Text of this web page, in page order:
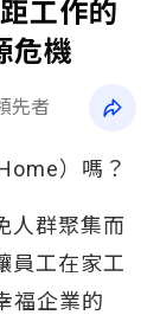
工作的
危機
先者
）嗎？
人群聚集而
員工在家工
福企業的